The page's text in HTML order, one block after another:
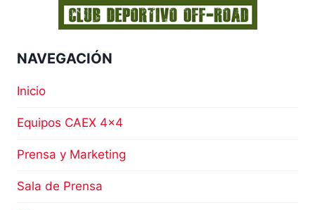
NAVEGACIÓN
Inicio
Equipos CAEX 4×4
Prensa y Marketing
Sala de Prensa